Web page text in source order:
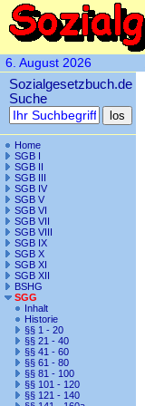
6. August 2026
Sozialgesetzbuch.de
Suche
Home
SGB I
SGB II
SGB III
SGB IV
SGB V
SGB VI
SGB VII
SGB VIII
SGB IX
SGB X
SGB XI
SGB XII
BSHG
SGG
Inhalt
Historie
§§ 1 - 20
§§ 21 - 40
§§ 41 - 60
§§ 61 - 80
§§ 81 - 100
§§ 101 - 120
§§ 121 - 140